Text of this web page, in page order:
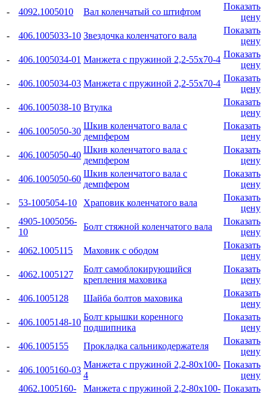
-
4092.1005010 Вал коленчатый со штифтом
Показать
цену
-
406.1005033-10 Звездочка коленчатого вала
Показать
цену
-
406.1005034-01 Манжета с пружиной 2,2-55x70-4
Показать
цену
-
406.1005034-03 Манжета с пружиной 2,2-55x70-4
Показать
цену
-
406.1005038-10 Втулка
Показать
цену
-
406.1005050-30
Шкив коленчатого вала с
демпфером
Показать
цену
-
406.1005050-40
Шкив коленчатого вала с
демпфером
Показать
цену
-
406.1005050-60
Шкив коленчатого вала с
демпфером
Показать
цену
-
53-1005054-10 Храповик коленчатого вала
Показать
цену
-
4905-1005056-
10
Болт стяжной коленчатого вала
Показать
цену
-
4062.1005115 Маховик с ободом
Показать
цену
-
4062.1005127
Болт самоблокирующийся
крепления маховика
Показать
цену
-
406.1005128 Шайба болтов маховика
Показать
цену
-
406.1005148-10
Болт крышки коренного
подшипника
Показать
цену
-
406.1005155 Прокладка сальникодержателя
Показать
цену
-
406.1005160-03
Манжета с пружиной 2,2-80x100-
4
Показать
цену
4062.1005160-
Манжета с пружиной 2,2-80x100- Показать